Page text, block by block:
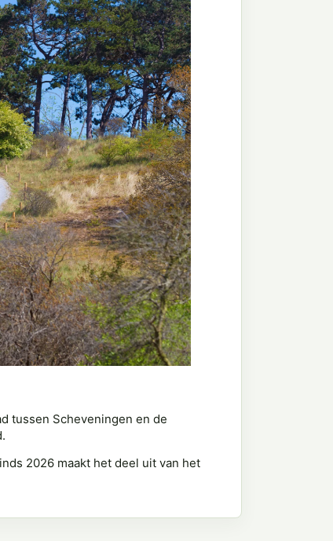
tussen Scheveningen en de
2026 maakt het deel uit van het